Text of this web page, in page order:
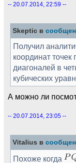
-- 20.07.2014, 22:59 --
Skeptic в
Получил
координат
диагоналей в
кубических
А можно ли
-- 20.07.2014, 23:05 --
Vitalius в
Похоже когда